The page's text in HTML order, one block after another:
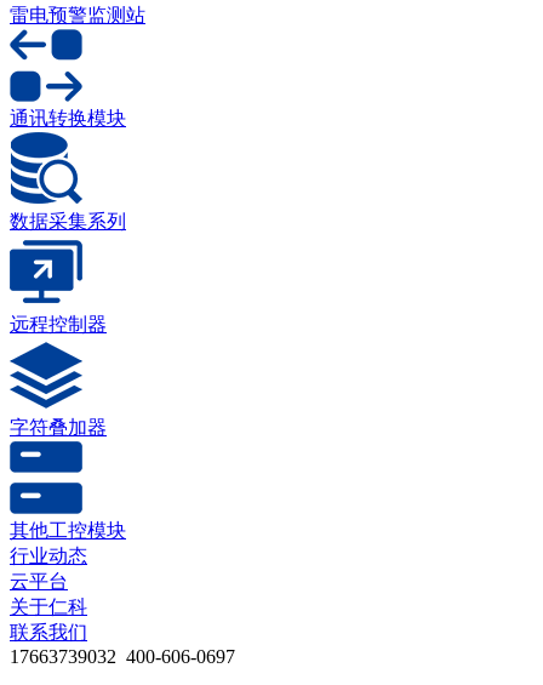
雷电预警监测站
通讯转换模块
数据采集系列
远程控制器
字符叠加器
其他工控模块
行业动态
云平台
关于仁科
联系我们
17663739032 400-606-0697